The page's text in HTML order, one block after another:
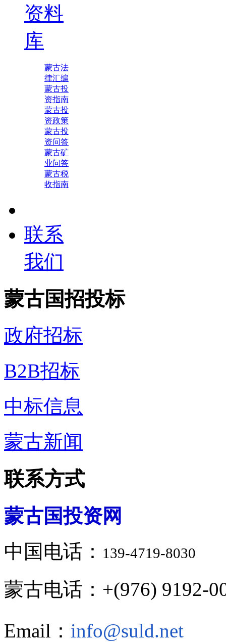
资料
库
蒙古法
律汇编
蒙古投
资指南
蒙古投
资政策
蒙古投
资问答
蒙古矿
业问答
蒙古税
收指南
联系
我们
蒙古国招投标
政府招标
B2B招标
中标信息
蒙古新闻
联系方式
蒙古国投资网
中国电话： 139-4719-8030
蒙古电话：+(976) 9192-
Email： info@suld.net